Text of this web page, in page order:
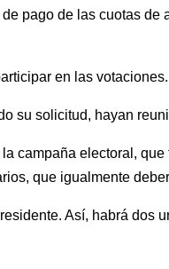
pago de las cuotas de
en las votaciones.
su solicitud, hayan
campaña electoral,
que igualmente
Así, habrá dos